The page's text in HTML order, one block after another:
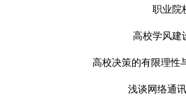
职业院
高校学风建
高校决策的有限理性
浅谈网络通